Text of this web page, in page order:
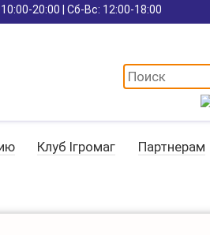
20:00 | Сб-Вс: 12:00-18:00
Клуб Ігромаг Партнерам